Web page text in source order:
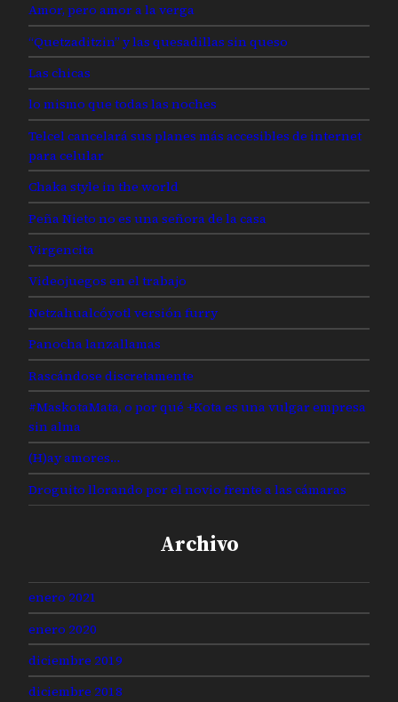
Amor, pero amor a la verga
“Quetzaditzin” y las quesadillas sin queso
Las chicas
lo mismo que todas las noches
Telcel cancelará sus planes más accesibles de internet
para celular
Chaka style in the world
Peña Nieto no es una señora de la casa
Virgencita
Videojuegos en el trabajo
Netzahualcóyotl versión furry
Panocha lanzallamas
Rascándose discretamente
#MaskotaMata, o por qué +Kota es una vulgar empresa
sin alma
(H)ay amores…
Droguito llorando por el novio frente a las cámaras
Archivo
enero 2021
enero 2020
diciembre 2019
diciembre 2018